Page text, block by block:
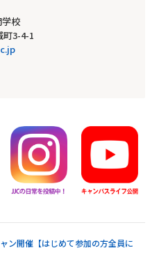
校
3-4-1
ン開催【はじめて参加の方全員に